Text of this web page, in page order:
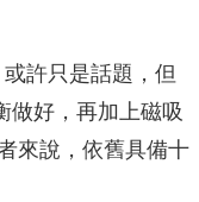
許只是話題，但
做好，再加上磁吸
來說，依舊具備十